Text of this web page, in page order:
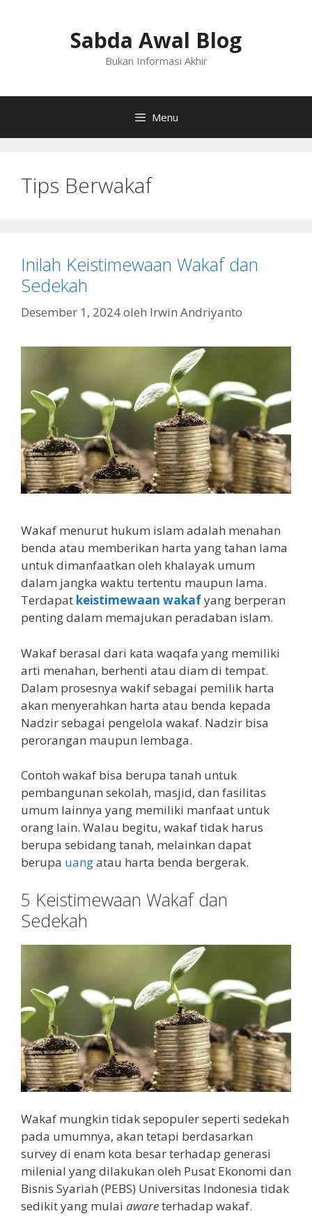
Sabda Awal Blog
Bukan Informasi Akhir
Menu
Tips Berwakaf
Inilah Keistimewaan Wakaf dan
Sedekah
Desember 1, 2024oleh Irwin Andriyanto
Wakaf menurut hukum islam adalah menahan
benda atau memberikan harta yang tahan lama
untuk dimanfaatkan oleh khalayak umum
dalam jangka waktu tertentu maupun lama.
Terdapat keistimewaan wakafyang berperan
penting dalam memajukan peradaban islam.
Wakaf berasal dari kata waqafa yang memiliki
arti menahan, berhenti atau diam di tempat.
Dalam prosesnya wakif sebagai pemilik harta
akan menyerahkan harta atau benda kepada
Nadzir sebagai pengelola wakaf. Nadzir bisa
perorangan maupun lembaga.
Contoh wakaf bisa berupa tanah untuk
pembangunan sekolah, masjid, dan fasilitas
umum lainnya yang memiliki manfaat untuk
orang lain. Walau begitu, wakaf tidak harus
berupa sebidang tanah, melainkan dapat
berupa uangatau harta benda bergerak.
5 Keistimewaan Wakaf dan
Sedekah
Wakaf mungkin tidak sepopuler seperti sedekah
pada umumnya, akan tetapi berdasarkan
survey di enam kota besar terhadap generasi
milenial yang dilakukan oleh Pusat Ekonomi dan
Bisnis Syariah (PEBS) Universitas Indonesia tidak
sedikit yang mulai awareterhadap wakaf.